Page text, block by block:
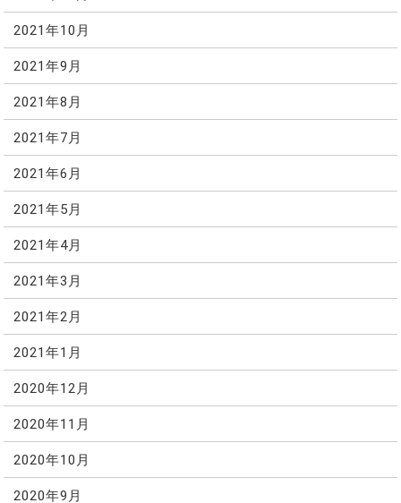
2021年10月
2021年9月
2021年8月
2021年7月
2021年6月
2021年5月
2021年4月
2021年3月
2021年2月
2021年1月
2020年12月
2020年11月
2020年10月
2020年9月